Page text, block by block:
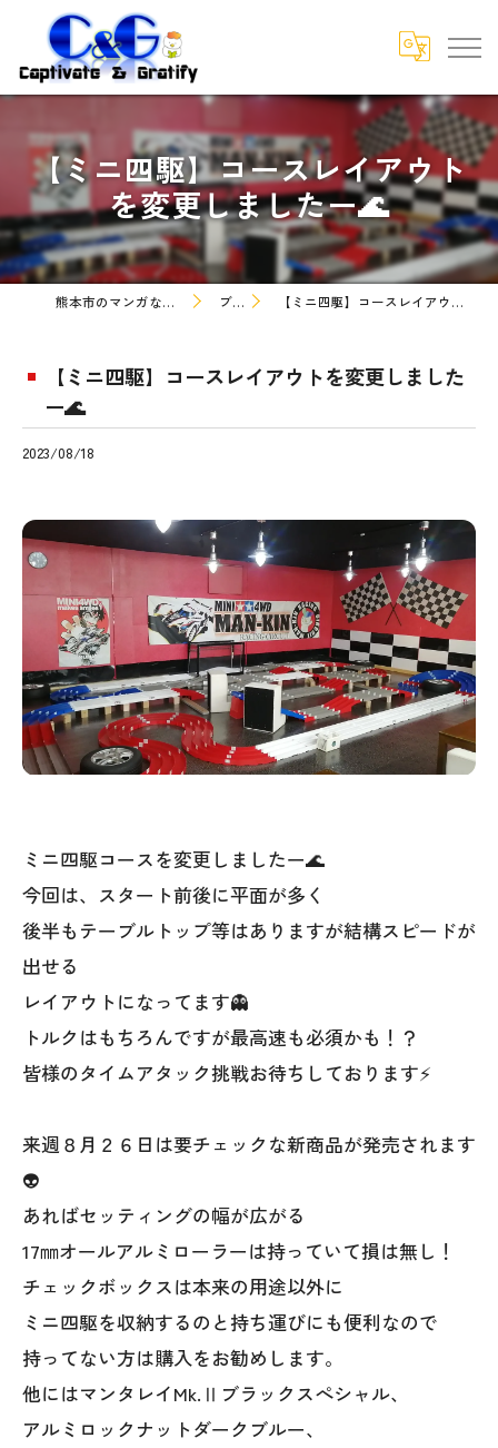
【ミニ四駆】コースレイアウト
を変更しましたー🌊
熊本市のマンガなら株式会社C&G ブログ 【ミニ四駆】コースレイアウトを変更しましたー🌊
【ミニ四駆】コースレイアウトを変更しました
ー🌊
2023/08/18
ミニ四駆コースを変更しましたー🌊
今回は、スタート前後に平面が多く
後半もテーブルトップ等はありますが結構スピードが
出せる
レイアウトになってます👻
トルクはもちろんですが最高速も必須かも！？
皆様のタイムアタック挑戦お待ちしております⚡
来週８月２６日は要チェックな新商品が発売されます
👽
あればセッティングの幅が広がる
17㎜オールアルミローラーは持っていて損は無し！
チェックボックスは本来の用途以外に
ミニ四駆を収納するのと持ち運びにも便利なので
持ってない方は購入をお勧めします。
他にはマンタレイMk.Ⅱブラックスぺシャル、
アルミロックナットダークブルー、